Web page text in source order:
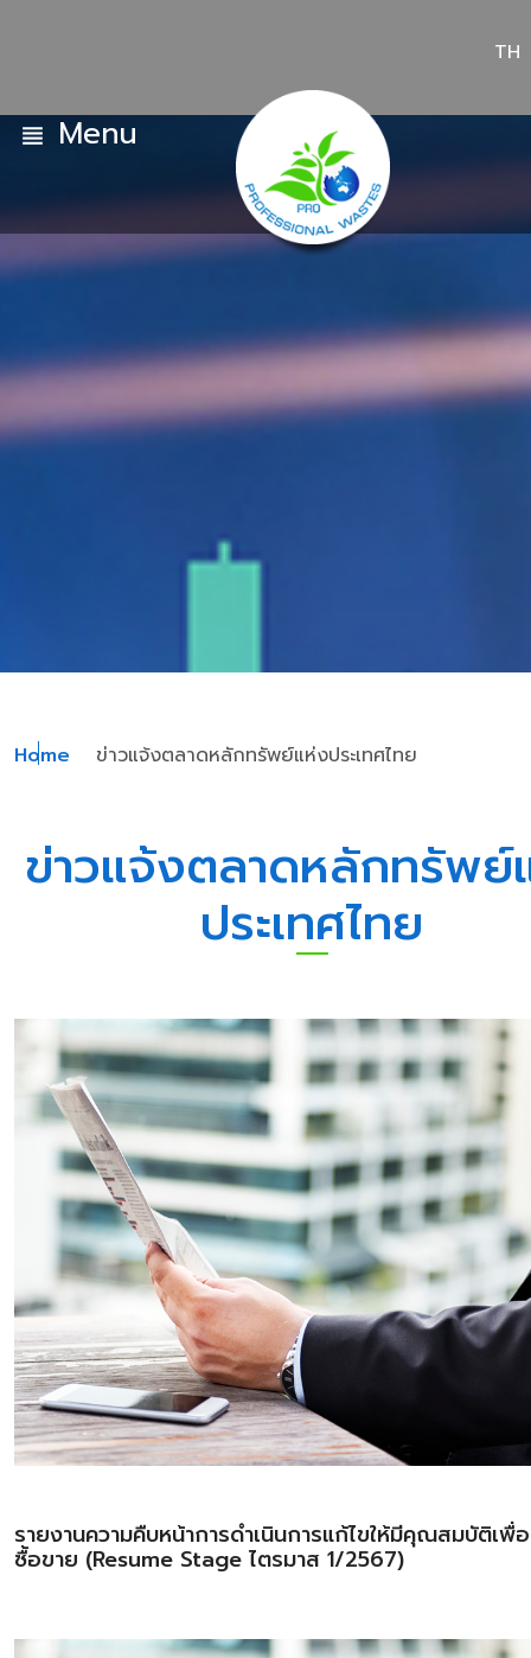
TH
view_headline Menu
Home ข่าวแจ้งตลาดหลักทรัพย์แห่งประเทศไทย
ข่าวแจ้งตลาดหลักทรัพย์
ประเทศไทย
รายงานความคืบหน้าการดำเนินการแก้ไขให้มีคุณสมบัติเพื่
ซื้อขาย (Resume Stage ไตรมาส 1/2567)